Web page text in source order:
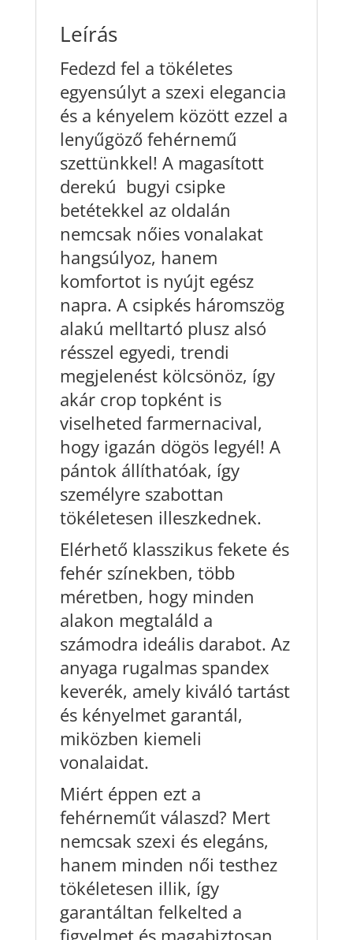
Leírás
Fedezd fel a tökéletes
egyensúlyt a szexi elegancia
és a kényelem között ezzel a
lenyűgöző fehérnemű
szettünkkel! A magasított
derekú bugyi csipke
betétekkel az oldalán
nemcsak nőies vonalakat
hangsúlyoz, hanem
komfortot is nyújt egész
napra. A csipkés háromszög
alakú melltartó plusz alsó
résszel egyedi, trendi
megjelenést kölcsönöz, így
akár crop topként is
viselheted farmernacival,
hogy igazán dögös legyél! A
pántok állíthatóak, így
személyre szabottan
tökéletesen illeszkednek.
Elérhető klasszikus fekete és
fehér színekben, több
méretben, hogy minden
alakon megtaláld a
számodra ideális darabot. Az
anyaga rugalmas spandex
keverék, amely kiváló tartást
és kényelmet garantál,
miközben kiemeli
vonalaidat.
Miért éppen ezt a
fehérneműt válaszd? Mert
nemcsak szexi és elegáns,
hanem minden női testhez
tökéletesen illik, így
garantáltan felkelted a
figyelmet és magabiztosan